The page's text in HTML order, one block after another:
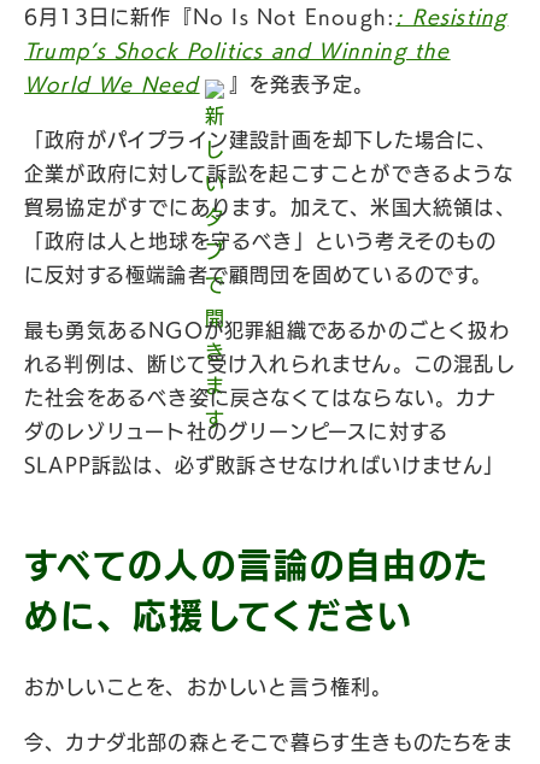
6月13日に新作『No Is Not Enough: : Resisting
Trump’s Shock Politics and Winning the
World We Need
』を発表予定。
「政府がパイプライン建設計画を却下した場合に、
企業が政府に対して訴訟を起こすことができるような
貿易協定がすでにあります。加えて、米国大統領は、
「政府は人と地球を守るべき」という考えそのもの
に反対する極端論者で顧問団を固めているのです。
最も勇気あるNGOが犯罪組織であるかのごとく扱わ
れる判例は、断じて受け入れられません。この混乱し
た社会をあるべき姿に戻さなくてはならない。カナ
ダのレゾリュート社のグリーンピースに対する
SLAPP訴訟は、必ず敗訴させなければいけません」
すべての人の言論の自由のた
めに、応援してください
おかしいことを、おかしいと言う権利。
今、カナダ北部の森とそこで暮らす生きものたちをま